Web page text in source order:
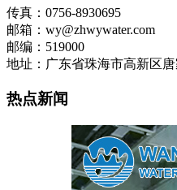
传真：0756-8930695
邮箱：wy@zhwywater.com
邮编：519000
地址：广东省珠海市高新区
热点新闻